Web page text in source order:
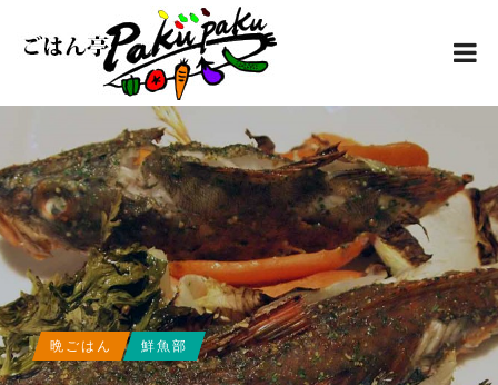
晩ごはん 鮮魚部